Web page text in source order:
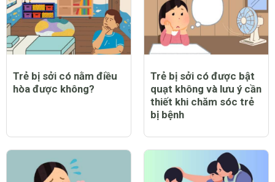
Trẻ bị sởi có nằm điều
hòa được không?
Trẻ bị sởi có được bật
quạt không và lưu ý cần
thiết khi chăm sóc trẻ
bị bệnh